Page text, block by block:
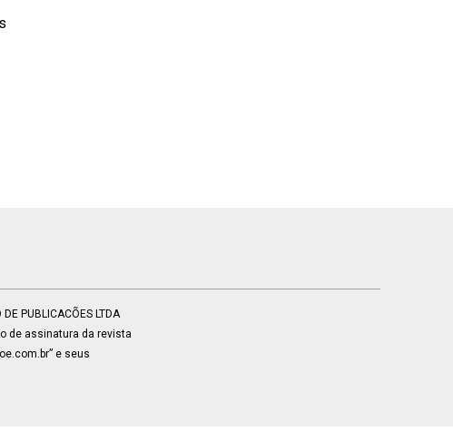
PUBLICACÕES LTDA
de assinatura da revista
e seus